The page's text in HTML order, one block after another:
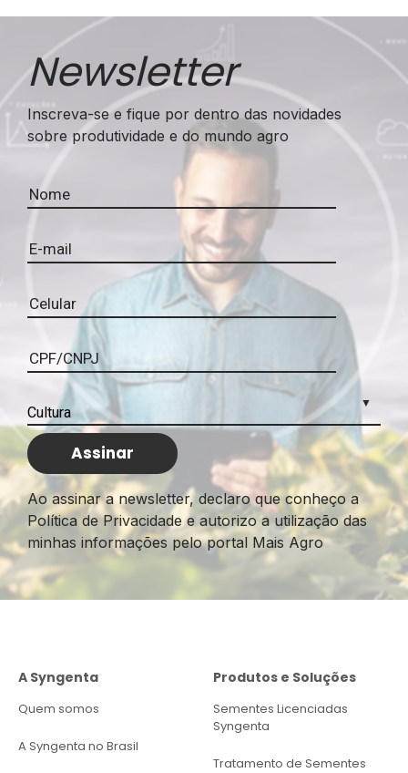
Newsletter
Inscreva-se e fique por dentro das novidades
sobre produtividade e do mundo agro
Ao assinar a newsletter, declaro que conheço a
Política de Privacidade e autorizo a utilização das
minhas informações pelo portal Mais Agro
A Syngenta
Quem somos
A Syngenta no Brasil
Produtos e Soluções
Sementes Licenciadas
Syngenta
Tratamento de Sementes